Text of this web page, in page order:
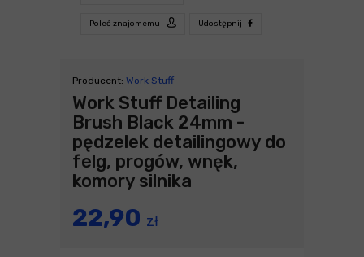
Poleć znajomemu Udostępnij
Producent: Work Stuff
Work Stuff Detailing
Brush Black 24mm -
pędzelek detailingowy do
felg, progów, wnęk,
komory silnika
22,90 zł